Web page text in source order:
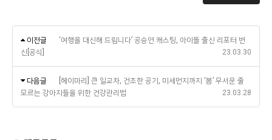
이전글
‘여행을 대신해 드립니다’ 공승연 캐스팅, 아이돌 출신 리포터 변
신[공식]
23.03.30
다음글
[헤이마리] 큰 일교차, 건조한 공기, 미세먼지까지 ‘봄’ 무서운 줄
모르는 강아지들을 위한 건강관리법
23.03.28